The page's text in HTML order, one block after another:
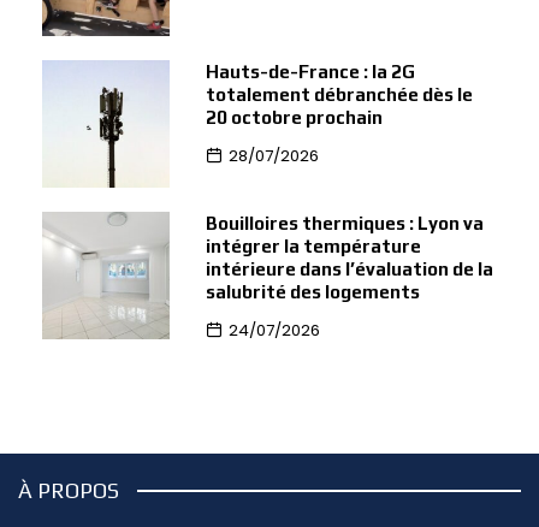
Hauts-de-France : la 2G
totalement débranchée dès le
20 octobre prochain
28/07/2026
Bouilloires thermiques : Lyon va
intégrer la température
intérieure dans l’évaluation de la
salubrité des logements
24/07/2026
À PROPOS